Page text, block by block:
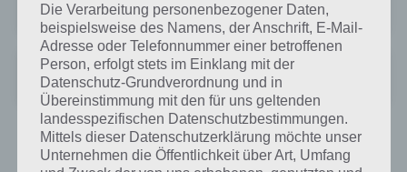
Preis:Kostenlos+
Agent Alice
Preis:Kostenlos+
Lastronaut: Endless Runner im 2D-Stil
Die Verarbeitung personenbezogener Daten,
beispielsweise des Namens, der Anschrift, E-Mail-
Adresse oder Telefonnummer einer betroffenen
Person, erfolgt stets im Einklang mit der
Datenschutz-Grundverordnung und in
Übereinstimmung mit den für uns geltenden
landesspezifischen Datenschutzbestimmungen.
Mittels dieser Datenschutzerklärung möchte unser
Unternehmen die Öffentlichkeit über Art, Umfang